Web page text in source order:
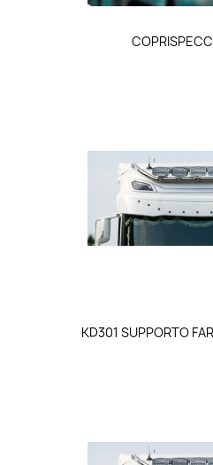
KD301 SUPPORTO